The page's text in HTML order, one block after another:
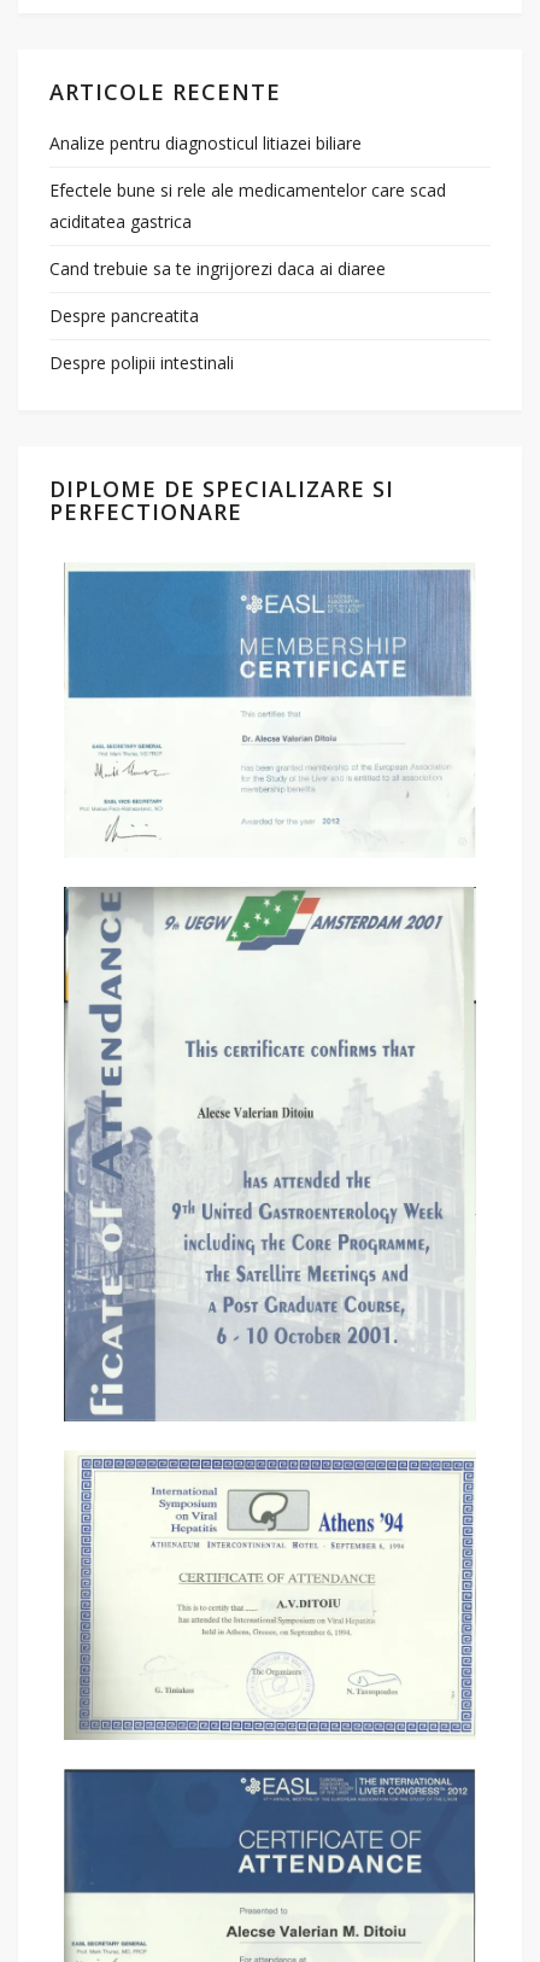
ARTICOLE RECENTE
Analize pentru diagnosticul litiazei biliare
Efectele bune si rele ale medicamentelor care scad
aciditatea gastrica
Cand trebuie sa te ingrijorezi daca ai diaree
Despre pancreatita
Despre polipii intestinali
DIPLOME DE SPECIALIZARE SI
PERFECTIONARE